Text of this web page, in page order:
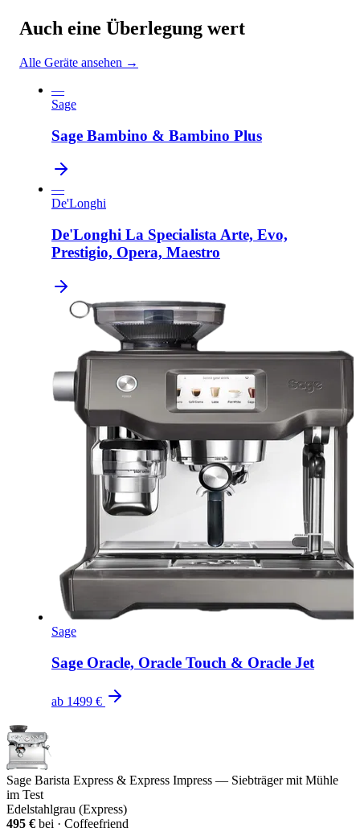
Auch eine Überlegung wert
Alle Geräte ansehen →
—
Sage
Sage Bambino & Bambino Plus
—
De'Longhi
De'Longhi La Specialista Arte, Evo,
Prestigio, Opera, Maestro
Sage
Sage Oracle, Oracle Touch & Oracle Jet
ab 1499 €
Sage Barista Express & Express Impress — Siebträger mit Mühle
im Test
Edelstahlgrau (Express)
495 € bei · Coffeefriend